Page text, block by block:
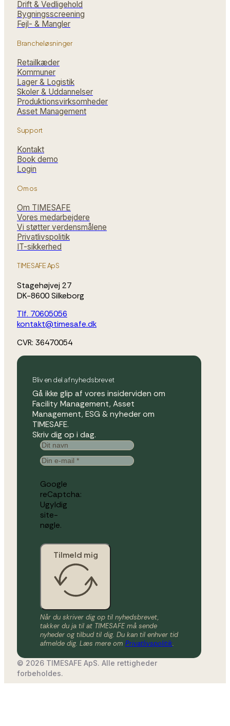
Drift & Vedligehold
Bygningsscreening
Fejl- & Mangler
Brancheløsninger
Retailkæder
Kommuner
Lager & Logistik
Skoler & Uddannelser
Produktions­virksomheder
Asset Management
Support
Kontakt
Book demo
Login
Om os
Om TIMESAFE
Vores medarbejdere
Vi støtter verdensmålene
Privatlivspolitik
IT-sikkerhed
TIMESAFE ApS
Stagehøjvej 27
DK-8600 Silkeborg
Tlf. 70605056
kontakt@timesafe.dk
CVR: 36470054
Bliv en del af nyhedsbrevet
Gå ikke glip af vores insiderviden om
Facility Management, Asset
Management, ESG & nyheder om
TIMESAFE.
Skriv dig op i dag.
Google
reCaptcha:
Ugyldig
site-
nøgle.
Tilmeld mig
Når du skriver dig op til nyhedsbrevet,
takker du ja til at TIMESAFE må sende
nyheder og tilbud til dig. Du kan til enhver tid
afmelde dig. Læs mere om Privatlivspolitik.
© 2026 TIMESAFE ApS. Alle rettigheder
forbeholdes.